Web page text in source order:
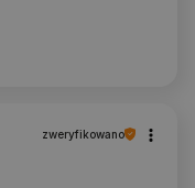
zweryfikowano